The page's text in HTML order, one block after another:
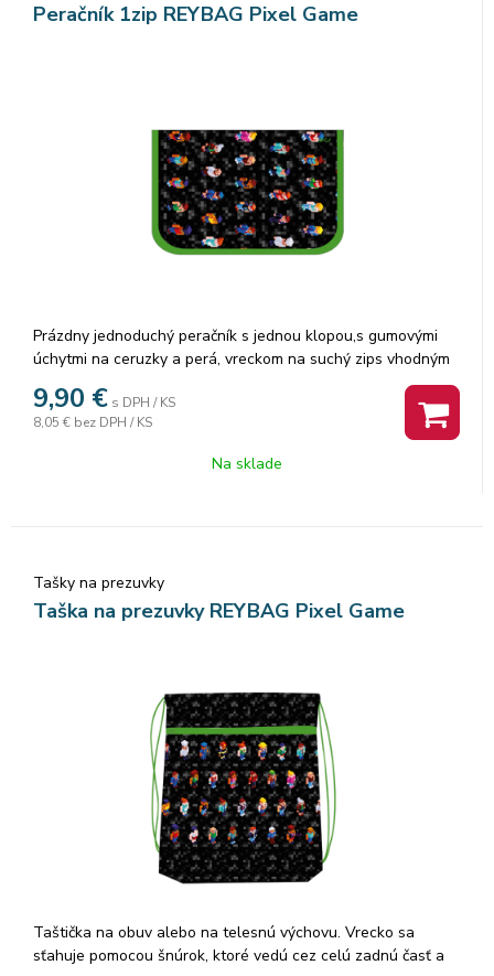
Peračník 1zip REYBAG Pixel Game
Prázdny jednoduchý peračník s jednou klopou,s gumovými
úchytmi na ceruzky a perá, vreckom na suchý zips vhodným
rozvrhom hodín. Výška 20,0 cm
Šírka 13,5 cm
9,90 € s DPH / KS
8,05 € bez DPH / KS
Na sklade
Tašky na prezuvky
Taška na prezuvky REYBAG Pixel Game
Taštička na obuv alebo na telesnú výchovu. Vrecko sa
sťahuje pomocou šnúrok, ktoré vedú cez celú zadnú časť a